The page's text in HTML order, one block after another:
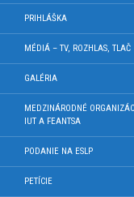
PRIHLÁŠKA
MÉDIÁ – TV, ROZHLAS, TLAČ
GALÉRIA
MEDZINÁRODNÉ
IUT A FEANTSA
PODANIE NA ESLP
PETÍCIE